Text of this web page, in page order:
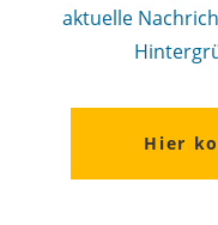
aktuelle
Hier